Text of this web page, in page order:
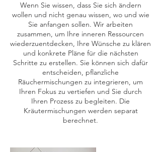
Wenn Sie wissen, dass Sie sich ändern
wollen und nicht genau wissen, wo und wie
Sie anfangen sollen. Wir arbeiten
zusammen, um Ihre inneren Ressourcen
wiederzuentdecken, Ihre Wünsche zu klären
und konkrete Pläne für die nächsten
Schritte zu erstellen. Sie können sich dafür
entscheiden, pflanzliche
Räuchermischungen zu integrieren, um
Ihren Fokus zu vertiefen und Sie durch
Ihren Prozess zu begleiten. Die
Kräutermischungen werden separat
berechnet.